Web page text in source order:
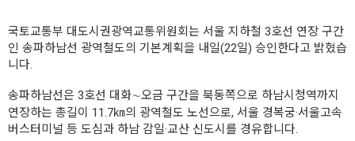
국토교통부 대도시권광역교통위원회는 서울 지하철 3호선 연장 구간
인 송파하남선 광역철도의 기본계획을 내일(22일) 승인한다고 밝혔습
니다.
송파하남선은 3호선 대화∼오금 구간을 북동쪽으로 하남시청역까지
연장하는 총길이 11.7㎞의 광역철도 노선으로, 서울 경복궁·서울고속
버스터미널 등 도심과 하남 감일·교산 신도시를 경유합니다.